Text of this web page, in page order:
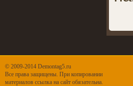
© 2009-2014 Demontag5.ru
Все права защищены. При копировании
материалов ссылка на сайт обязательна.